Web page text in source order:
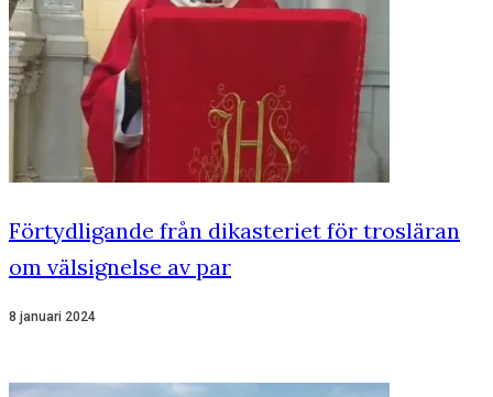
Förtydligande från dikasteriet för trosläran
om välsignelse av par
8 januari 2024